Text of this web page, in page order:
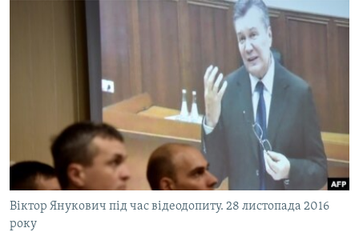
ВІДЕОУРОКИ «ELIFBE»
СВІДЧЕННЯ ОКУПАЦІЇ
УКРАЇНСЬКА ПРОБЛЕМА КРИМУ
ІНФОГРАФІКА
ЯК ОБІЙТИ БЛОКУВАННЯ
Русский
Qırımtatar
ДОЛУЧАЙСЯ!
Віктор Янукович під час відеодопиту. 28 листопада 2016
року